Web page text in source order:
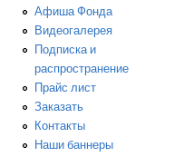
Афиша Фонда
Видеогалерея
Подписка и
распространение
Прайс лист
Заказать
Контакты
Наши баннеры